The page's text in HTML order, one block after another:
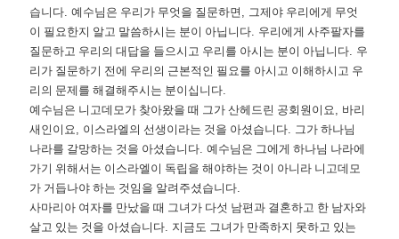
습니다.예수님은 우리가 무엇을 질문하면 , 그제야 우리에게 무엇
이 필요한지 알고 말씀하시는 분이 아닙니다. 우리에게 사주팔자를
질문하고 우리의 대답을 들으시고 우리를 아시는 분이 아닙니다. 우
리가 질문하기 전에 우리의 근본적인 필요를 아시고 이해하시고 우
리의 문제를 해결해주시는 분이십니다.
예수님은 니고데모가 찾아왔을 때 그가 산헤드린 공회원이요, 바리
새인이요, 이스라엘의 선생이라는 것을 아셨습니다. 그가 하나님
나라를 갈망하는 것을 아셨습니다.예수님은 그에게 하나님 나라에
가기 위해서는 이스라엘이 독립을 해야하는 것이 아니라 니고데모
가 거듭나야 하는 것임을 알려주셨습니다.
사마리아 여자를 만났을 때 그녀가 다섯 남편과 결혼하고 한 남자와
살고 있는 것을 아셨습니다. 지금도 그녀가 만족하지 못하고 있는